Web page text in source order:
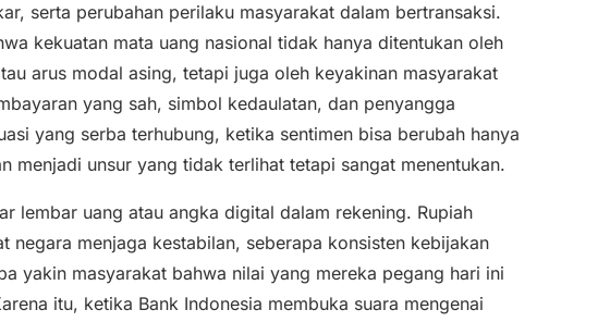
serta perubahan perilaku masyarakat dalam bertransaksi.
kekuatan mata uang nasional tidak hanya ditentukan oleh
arus modal asing, tetapi juga oleh keyakinan masyarakat
yang sah, simbol kedaulatan, dan penyangga
yang serba terhubung, ketika sentimen bisa berubah hanya
menjadi unsur yang tidak terlihat tetapi sangat menentukan.
lembar uang atau angka digital dalam rekening. Rupiah
negara menjaga kestabilan, seberapa konsisten kebijakan
yakin masyarakat bahwa nilai yang mereka pegang hari ini
itu, ketika Bank Indonesia membuka suara mengenai